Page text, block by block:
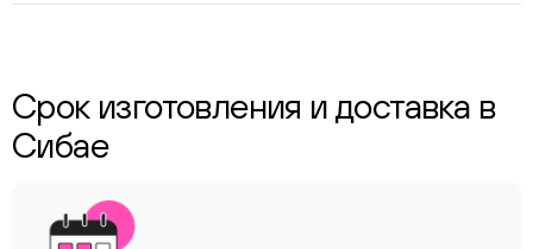
Срок изготовления и доставка в
Сибае